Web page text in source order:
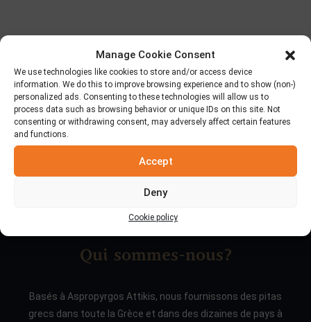
Manage Cookie Consent
We use technologies like cookies to store and/or access device
information. We do this to improve browsing experience and to show (non-)
personalized ads. Consenting to these technologies will allow us to
process data such as browsing behavior or unique IDs on this site. Not
consenting or withdrawing consent, may adversely affect certain features
and functions.
Accept
Deny
Cookie policy
Qui sommes-nous?
Basés à Aspropyrgos Attikis, nous fournissons des pitas
grecs dans toute la Grèce et dans des dizaines de pays à